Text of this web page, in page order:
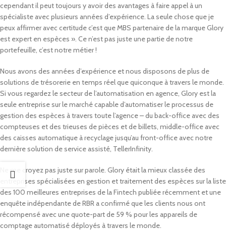
cependant il peut toujours y avoir des avantages à faire appel à un
spécialiste avec plusieurs années d’expérience. La seule chose que je
peux affirmer avec certitude c’est que MBS partenaire de la marque Glory
est expert en espèces ». Ce n’est pas juste une partie de notre
portefeuille, c’est notre métier !
Nous avons des années d’expérience et nous disposons de plus de
solutions de trésorerie en temps réel que quiconque à travers le monde.
Si vous regardez le secteur de l’automatisation en agence, Glory est la
seule entreprise sur le marché capable d’automatiser le processus de
gestion des espèces à travers toute l’agence – du back-office avec des
compteuses et des trieuses de pièces et de billets, middle-office avec
des caisses automatique à recyclage jusqu’au front-office avec notre
dernière solution de service assisté, TellerInfinity.
Ne me croyez pas juste sur parole. Glory était la mieux classée des
entreprises spécialisées en gestion et traitement des espèces sur la liste
des 100 meilleures entreprises de la Fintech publiée récemment et une
enquête indépendante de RBR a confirmé que les clients nous ont
récompensé avec une quote-part de 59 % pour les appareils de
comptage automatisé déployés à travers le monde.